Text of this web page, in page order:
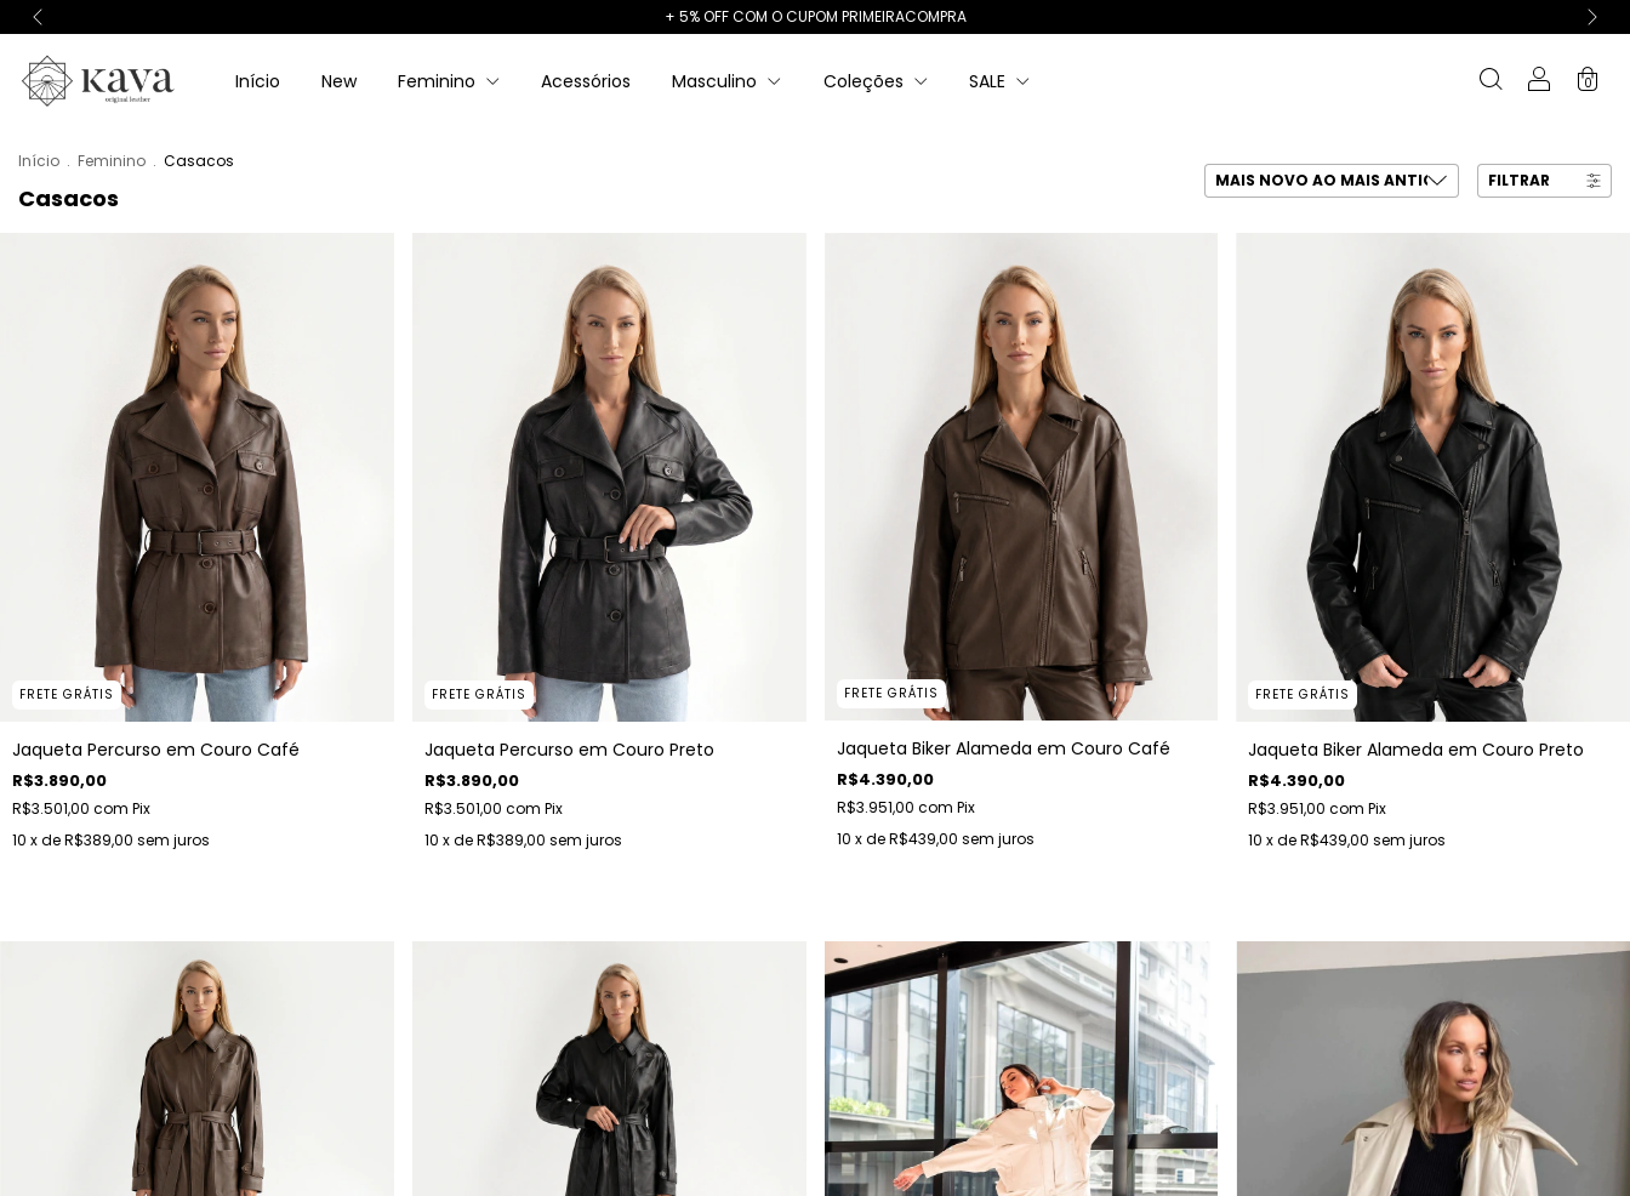
+ 5% OFF COM O CUPOM PRIMEIRACOMPRA
Início New Feminino Acessórios Masculino Coleções SALE 0
Início . Feminino . Casacos
Casacos
FILTRAR
FRETE GRÁTIS
Jaqueta Percurso em Couro Café
R$3.890,00
R$3.501,00 com Pix
10 x deR$389,00 sem juros
FRETE GRÁTIS
Jaqueta Percurso em Couro Preto
R$3.890,00
R$3.501,00 com Pix
10 x deR$389,00 sem juros
FRETE GRÁTIS
Jaqueta Biker Alameda em Couro Café
R$4.390,00
R$3.951,00 com Pix
10 x deR$439,00 sem juros
FRETE GRÁTIS
Jaqueta Biker Alameda em Couro Preto
R$4.390,00
R$3.951,00com Pix
10 x deR$439,00 sem juros